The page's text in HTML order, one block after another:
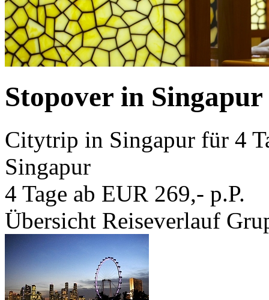
Stopover in
Citytrip in Singapur für 4
Singapur
4 Tage ab EUR 269,- p.P.
Übersicht Reiseverlauf